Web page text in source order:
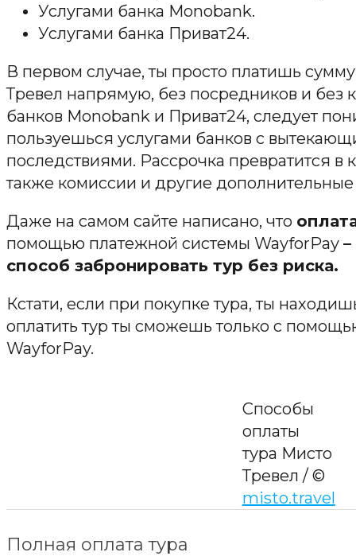
Услугами банка Monobank.
Услугами банка Приват24.
В первом случае, ты просто платишь
Тревел напрямую, без посредников и без
банков Monobank и Приват24, следует
пользуешься услугами банков с
последствиями. Рассрочка превратится в
также комиссии и другие
Даже на самом сайте написано, что
помощью платежной системы WayforPay
способ забронировать тур без риска.
Кстати, если при покупке тура, ты
оплатить тур ты сможешь только с
WayforPay.
Способы
оплаты
тура Мисто
Тревел / ©
misto.travel
Полная оплата тура